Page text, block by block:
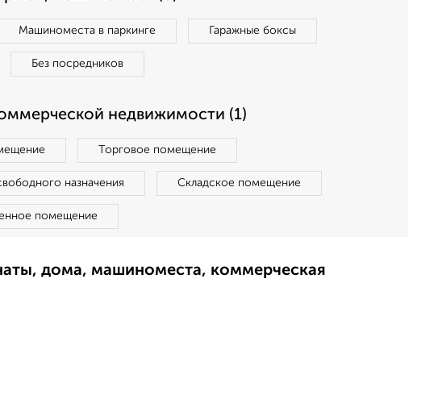
Машиноместа в паркинге Гаражные боксы
Без посредников
недвижимости (1)
Торговое помещение
назначения Складское помещение
помещение
дома, машиноместа, коммерческая